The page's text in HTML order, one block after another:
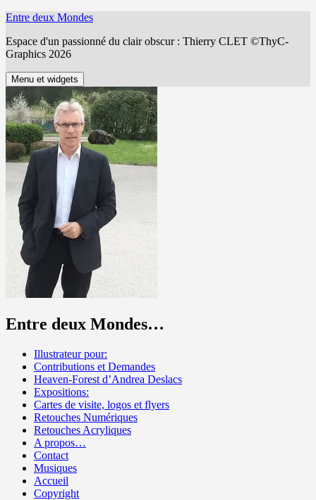
Aller
contenu
Entre deux Mondes
Espace d'un passionné du clair obscur : Thierry CLET ©ThyC-
Graphics 2026
Menu et widgets
Entre deux Mondes…
Illustrateur pour:
Contributions et Demandes
Heaven-Forest d’Andrea Deslacs
Expositions:
Cartes de visite, logos et flyers
Retouches Numériques
Retouches Acryliques
A propos…
Contact
Musiques
Accueil
Copyright